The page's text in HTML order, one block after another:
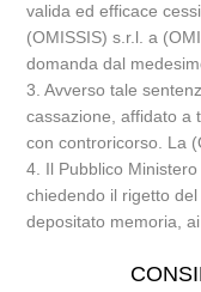
valida ed efficace
(OMISSIS) s.r.l. a
domanda dal
3. Avverso tale
cassazione, affidato a
con controricorso. La
4. Il Pubblico
chiedendo il rigetto
depositato memoria, ai